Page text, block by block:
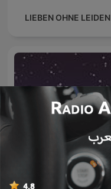
LIEBEN OHNE LEIDEN
عادات النوم